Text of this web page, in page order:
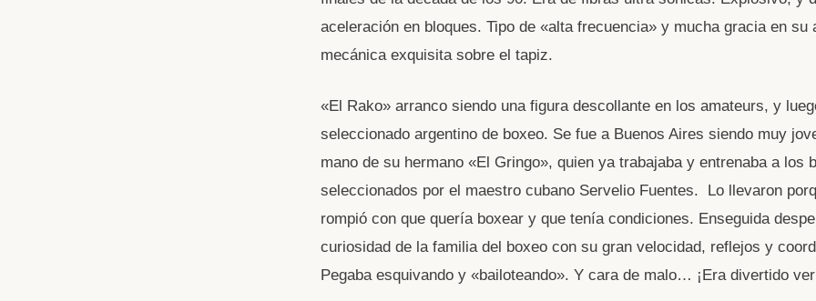
aceleración en bloques. Tipo de «alta frecuencia» y mucha gracia en su
mecánica exquisita sobre el tapiz.
«El Rako» arranco siendo una figura descollante en los amateurs, y
seleccionado argentino de boxeo. Se fue a Buenos Aires siendo muy
mano de su hermano «El Gringo», quien ya trabajaba y entrenaba a los
seleccionados por el maestro cubano Servelio Fuentes. Lo llevaron
rompió con que quería boxear y que tenía condiciones. Enseguida
curiosidad de la familia del boxeo con su gran velocidad, reflejos y
Pegaba esquivando y «bailoteando». Y cara de malo… ¡Era divertido